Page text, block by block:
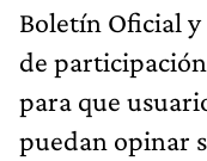
Boletín Oficial
de
para que
puedan opinar